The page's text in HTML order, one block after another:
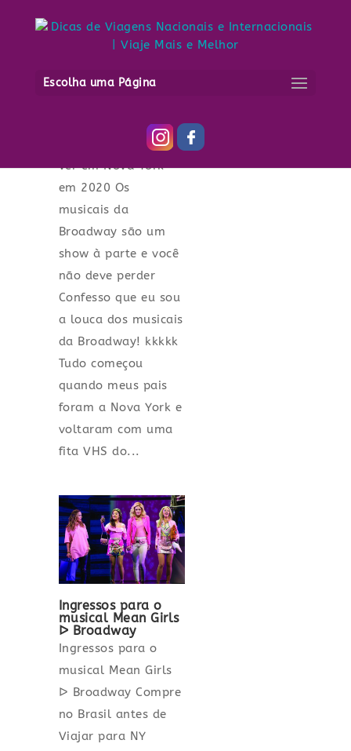
Escolha uma Página
Broadway para
você ver em Nova
Broadway para você
ver em Nova York
em 2020 Os
musicais da
Broadway são um
show à parte e você
não deve perder
Confesso que eu sou
a louca dos musicais
da Broadway! kkkkk
Tudo começou
quando meus pais
foram a Nova York e
voltaram com uma
fita VHS do...
Ingressos para o
musical Mean Girls
ᐅ Broadway
Ingressos para o
musical Mean Girls
ᐅ Broadway Compre
no Brasil antes de
Viajar para NY